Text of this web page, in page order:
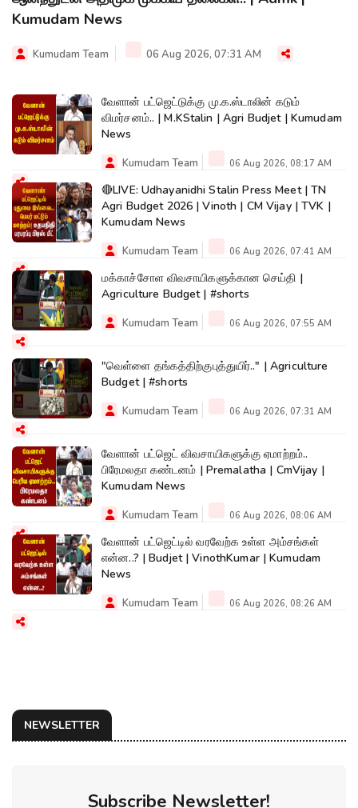
Kumudam News
Kumudam Team 06 Aug 2026, 07:31 AM
வேளான் பட்ஜெட்டுக்கு மு.க.ஸ்டாலின் கடும்
விமர்சனம்.. | M.KStalin | Agri Budjet | Kumudam
News
Kumudam Team 06 Aug 2026, 08:17 AM
🔴LIVE: Udhayanidhi Stalin Press Meet | TN
Agri Budget 2026 | Vinoth | CM Vijay | TVK |
Kumudam News
Kumudam Team 06 Aug 2026, 07:41 AM
மக்காச்சோள விவசாயிகளுக்கான செய்தி |
Agriculture Budget | #shorts
Kumudam Team 06 Aug 2026, 07:55 AM
"வெள்ளை தங்கத்திற்குபுத்துயிர்.." | Agriculture
Budget | #shorts
Kumudam Team 06 Aug 2026, 07:31 AM
வேளான் பட்ஜெட் விவசாயிகளுக்கு ஏமாற்றம்..
பிரேமலதா கண்டனம் | Premalatha | CmVijay |
Kumudam News
Kumudam Team 06 Aug 2026, 08:06 AM
வேளான் பட்ஜெட்டில் வரவேற்க உள்ள அம்சங்கள்
என்ன..? | Budjet | VinothKumar | Kumudam
News
Kumudam Team 06 Aug 2026, 08:26 AM
NEWSLETTER
Subscribe Newsletter!